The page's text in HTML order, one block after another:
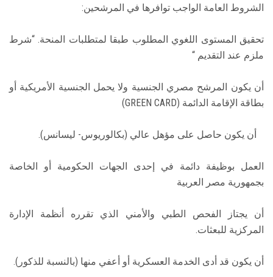
الشروط العامة الواجب توافرها في المرشحين:
تحقيق المستوى اللغوي المطلوب طبقا لمتطلبات المنحة. “شرط
ملزم عند التقديم “
أن يكون المرشح مصري الجنسية ولا يحمل الجنسية الأمريكية أو
بطاقة الإقامة الدائمة (GREEN CARD)
أن يكون حاصل على مؤهل عالي (بكالوريوس- ليسانس).
العمل بوظيفة دائمة في إحدى الجهات الحكومية أو الخاصة
بجمهورية مصر العربية
أن يجتاز الفحص الطبي والأمني الذي تقرره أنظمة الإدارة
المركزية للبعثات.
أن يكون قد أدى الخدمة العسكرية أو أعفي منها (بالنسبة للذكور).